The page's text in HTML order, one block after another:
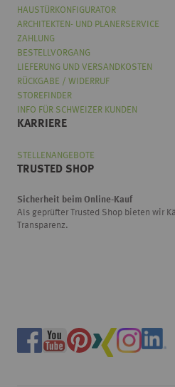
HAUSTÜRKONFIGURATOR
ARCHITEKTEN- UND PLANERSERVICE
ZAHLUNG
BESTELLVORGANG
LIEFERUNG UND VERSANDKOSTEN
RÜCKGABE / WIDERRUF
STOREFINDER
INFO FÜR SCHWEIZER KUNDEN
KARRIERE
STELLENANGEBOTE
TRUSTED SHOP
Sicherheit beim Online-Kauf
Als geprüfter Trusted Shop bieten wir
Transparenz.